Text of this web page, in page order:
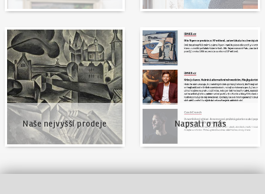
Naše nejvyšší prodeje
Naše nejvyšší prodeje
Napsali o nás
Napsali o nás